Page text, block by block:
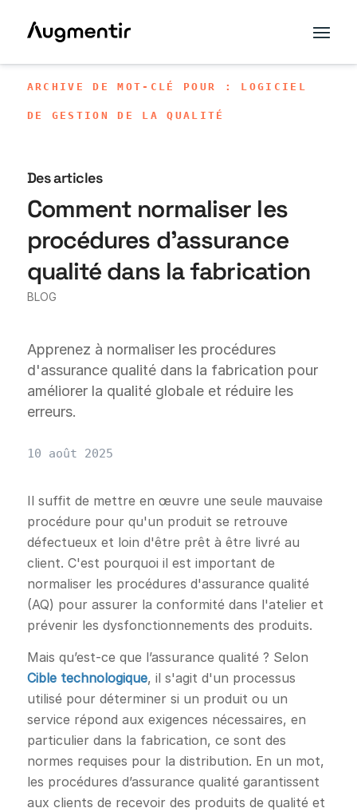
ARCHIVE DE MOT-CLÉ POUR : LOGICIEL
DE GESTION DE LA QUALITÉ
Des articles
Comment normaliser les
procédures d'assurance
qualité dans la fabrication
BLOG
Apprenez à normaliser les procédures
d'assurance qualité dans la fabrication pour
améliorer la qualité globale et réduire les
erreurs.
10 août 2025
Il suffit de mettre en œuvre une seule mauvaise
procédure pour qu'un produit se retrouve
défectueux et loin d'être prêt à être livré au
client. C'est pourquoi il est important de
normaliser les procédures d'assurance qualité
(AQ) pour assurer la conformité dans l'atelier et
prévenir les dysfonctionnements des produits.
Mais qu’est-ce que l’assurance qualité ? Selon
Cible technologique, il s'agit d'un processus
utilisé pour déterminer si un produit ou un
service répond aux exigences nécessaires, en
particulier dans la fabrication, ce sont des
normes requises pour la distribution. En un mot,
les procédures d’assurance qualité garantissent
aux clients de recevoir des produits de qualité et